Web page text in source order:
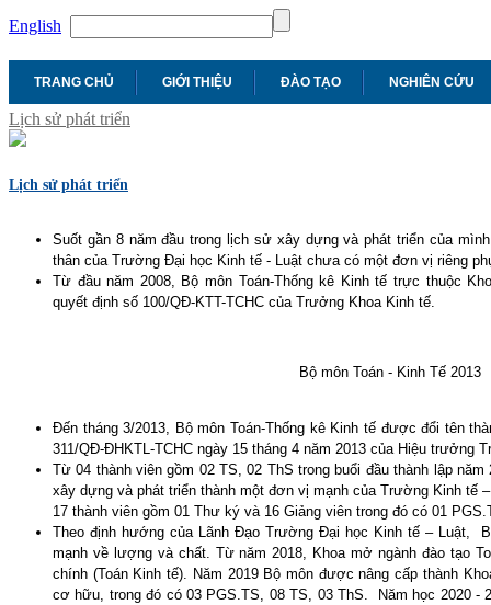
English
TRANG CHỦ GIỚI THIỆU ĐÀO TẠO NGHIÊN CỨU
Lịch sử phát triển
Lịch sử phát triển
Suốt gần 8 năm đầu trong lịch sử xây dựng và phát triển của
thân của Trường Đại học Kinh tế - Luật chưa có một đơn vị riêng
Từ đầu năm 2008, Bộ môn Toán-Thống kê Kinh tế trực thuộc
quyết định số 100/QĐ-KTT-TCHC của Trưởng Khoa Kinh tế.
Bộ môn Toán - Kinh Tế 2013
Đến tháng 3/2013, Bộ môn Toán-Thống kê Kinh tế được đổi tên
311/QĐ-ĐHKTL-TCHC ngày 15 tháng 4 năm 2013 của Hiệu trưởng
Từ 04 thành viên gồm 02 TS, 02 ThS trong buổi đầu thành lập
xây dựng và phát triển thành một đơn vị mạnh của Trường Kinh tế
17 thành viên gồm 01 Thư ký và 16 Giảng viên trong đó có 01
Theo định hướng của Lãnh Đạo Trường Đại học Kinh tế – Luật,
mạnh về lượng và chất. Từ năm 2018, Khoa mở ngành đào tạo
chính (Toán Kinh tế). Năm 2019 Bộ môn được nâng cấp thành
cơ hữu, trong đó có 03 PGS.TS, 08 TS, 03 ThS. Năm học 2020 -